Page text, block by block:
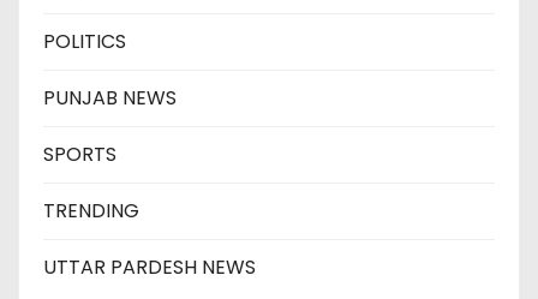
POLITICS
PUNJAB NEWS
SPORTS
TRENDING
UTTAR PARDESH NEWS